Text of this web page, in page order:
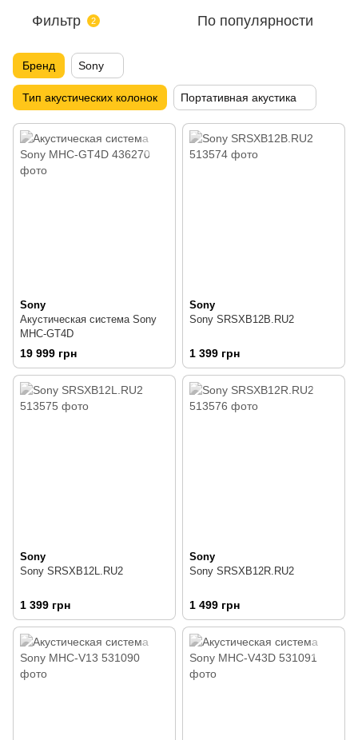
Фильтр 2 По популярности
Бренд Sony
Тип акустических колонок Портативная акустика
Sony
Акустическая система Sony
MHC-GT4D
19 999 грн
Sony
Sony SRSXB12B.RU2
1 399 грн
Sony
Sony SRSXB12L.RU2
1 399 грн
Sony
Sony SRSXB12R.RU2
1 499 грн